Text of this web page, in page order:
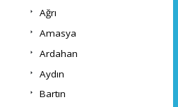
Ağrı
Amasya
Ardahan
Aydın
Bartın